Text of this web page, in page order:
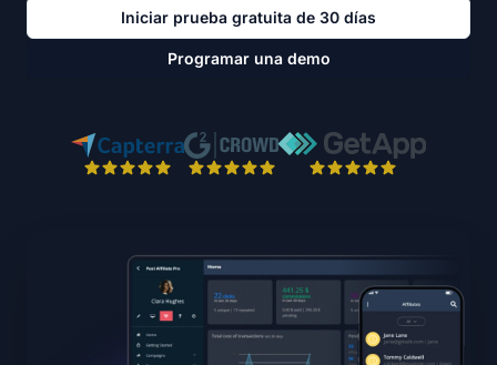
Iniciar prueba gratuita de 30 días
Programar una demo